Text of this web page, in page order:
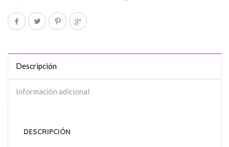
Descripción
Información adicional
DESCRIPCIÓN